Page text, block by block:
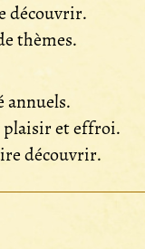
découvrir.
thèmes.
annuels.
plaisir et effroi.
découvrir.